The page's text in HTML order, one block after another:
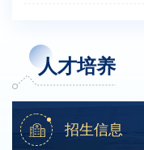
人才培养
招生信息